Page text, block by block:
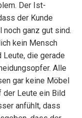
Der Ist-
der Kunde
noch ganz gut sind.
kein Mensch
Leute, die gerade
Alle
gar keine Möbel
der Leute ein Bild
anfühlt, dass